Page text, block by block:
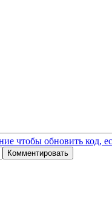
Комментировать